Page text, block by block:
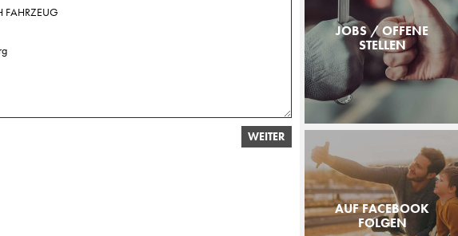
WEITER
JOBS / OFFENE
STELLEN
AUF FACEBOOK
FOLGEN